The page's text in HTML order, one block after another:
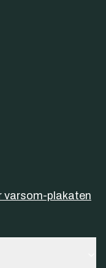
varsom-plakaten